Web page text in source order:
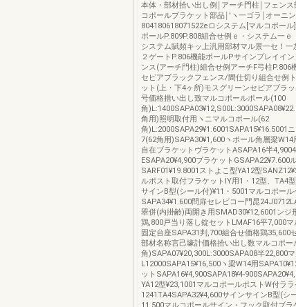
本体・部材拾い出し例￨アーチ門柱￨フェン
コポールブラケット部品￨′ヽ一ゴラ￨オーニ
804180618071522eロシステム[マルコポー
ポールP.809P.808組合せ例ｅ・システム一ｅ
システム賦頻キッ上汎用部材マル景一セ！一
２ゲートP.806機能ポールPサインプレイイ
ンス(アーチ門柱)組合せ例アーチF弓柱P.806
セピアブラックフェンス/間仕切り組合せ例
ット(上・下4ヶ所)モスグリーンセビアブラ
号価格措い出し致マルコポールポール(100
角
角用)照明取付用ヽニマルコポール(62
角)L:2000SAPA29¥1.6001SAPA15¥16.5001
7(62角用)SAPA30¥1,600ヽポール角層梁W14
自在ブラケットヴラケットASAPA16半
ESAPA20¥4,900ブラケットGSAPA22¥7.600
SARF01¥19.8001ストよこ型YA12型
ルポスト取付フラケットlY用1・12型、TA4
サインB型(シール付)¥11・5001マルコポール
SAPA34¥1.600問扉セレビコー門昆
翠併(内掛齢)両開き用SMAD30¥12,6001ンジ
鶏,800戸当り落し錠セットLMAF16平7,000
固定台座SAPA31判,700組合せ価格鶏35,600
部材名称言己壕計価格拾い出し数マルコポー
角)SAPA07¥20,300L:3000SAPA08半22,800
L12000SAPA15¥16,500ヽ梁W14用
ット
YA12型¥23,1001マルコポールポストW付ララ
1241TA4SAPA32¥4,600サインサインB型(シ